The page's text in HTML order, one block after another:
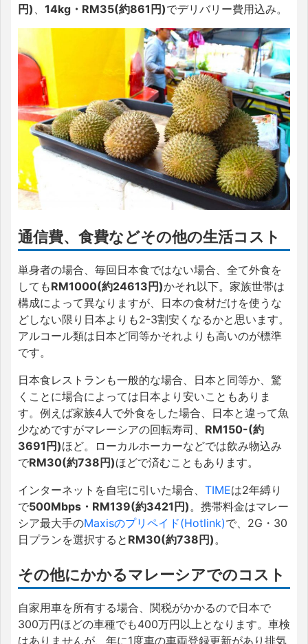
円)
14kg・RM35(約861円)でデリバリー費用込み。
通信費、食費などその他の生活コスト
単身者の場合、毎回日本食ではない場合、全て外食を
してもRM1000(約24613円)かそれ以下。家族世帯は
構成によって異なりますが、日本の食材だけを使うな
どしない限り日本よりも2-3割安くなるかと思います。
アルコール類は日本ど同等かそれよりも高いのが標準
です。
日本食レストランも一般的な場合、日本と同等か、驚
くことに場合によっては日本より安いこともありま
す。例えば家族4人で外食をした場合、日本と違って魚
少なめですがマレーシアの回転寿司、 RM150-(約
3691円)ほど。ローカルホーカーなどでは飲み物込み
でRM30(約738円)ほどで済むこともあります。
インターネットを自宅に引いた場合、 TIMEは2年縛り
で500Mbps・RM139(約3421円) 。携帯料金はマレー
シア最大手のMaxisのプリペイド(Hotlink)で、2G・30
日プランを選択すると RM30(約738円) 。
その他にかかるマレーシアでのコスト
自家用車を所有する場合、関税がかかるので日本で
300万円ほどの車種でも400万円以上となります。車検
はありませんが、年に1度車の車両登録更新があり排気